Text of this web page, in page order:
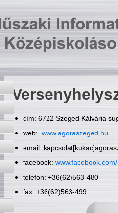
cím: 6722 Szeged Kálvária
web: www.agoraszeged.hu
email:
facebook:
telefon: +36(62)563-480
fax: +36(62)563-499